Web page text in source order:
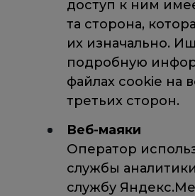
доступ к ним
та сторона,
их изначально.
подробную
файлах cookie на
третьих сторон.
Веб-маяки
Оператор
службы
службу